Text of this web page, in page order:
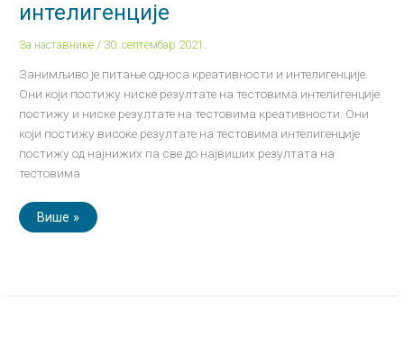
интелигенције
За наставнике / 30. септембар 2021.
Занимљиво је питање односа креативности и интелигенције.
Они који постижу ниске резултате на тестовима интелигенције
постижу и ниске резултате на тестовима креативности. Они
који постижу високе резултате на тестовима интелигенције
постижу од најнижих па све до највиших резултата на
тестовима
Више »